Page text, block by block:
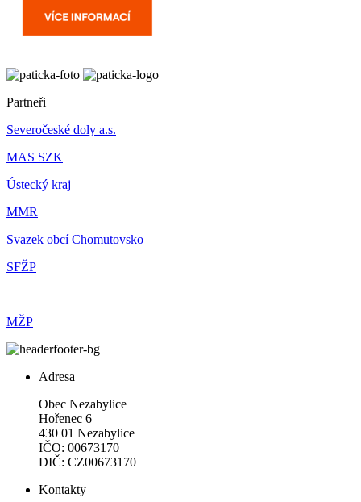
Partneři
Severočeské doly a.s.
MAS SZK
Ústecký kraj
MMR
Svazek obcí Chomutovsko
SFŽP
MŽP
Adresa
Obec Nezabylice
Hořenec 6
430 01 Nezabylice
IČO: 00673170
DIČ: CZ00673170
Kontakty